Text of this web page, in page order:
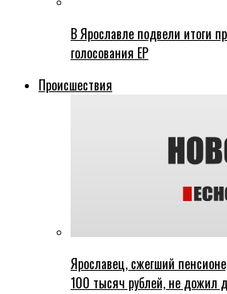
В Ярославле подвели итоги
голосования ЕР
Происшествия
Ярославец, сжегший
100 тысяч рублей, не дожил